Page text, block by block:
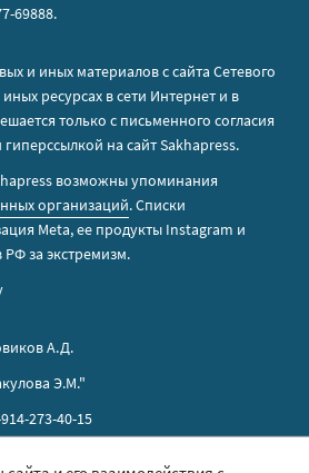
69888.
и иных материалов с сайта Сетевого
ресурсах в сети Интернет и в
только с письменного согласия
на сайт Sakhapress.
возможны упоминания
организаций. Списки
Metа, ее продукты Instagram и
за экстремизм.
А.Д.
Э.М."
273-40-15